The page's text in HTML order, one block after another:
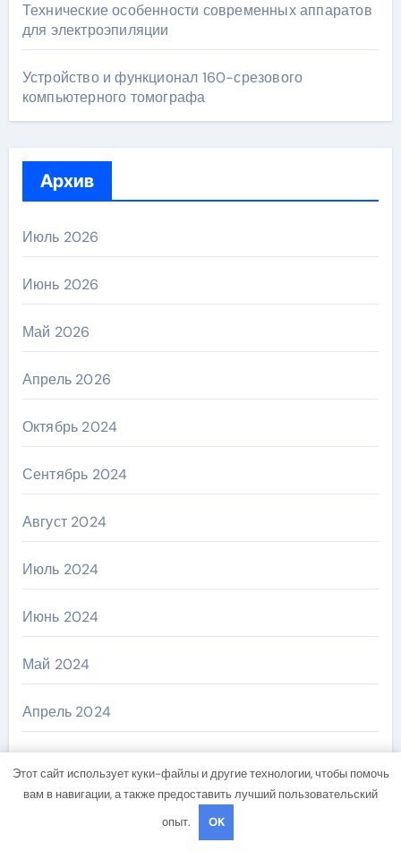
Технические особенности современных аппаратов
для электроэпиляции
Устройство и функционал 160-срезового
компьютерного томографа
Архив
Июль 2026
Июнь 2026
Май 2026
Апрель 2026
Октябрь 2024
Сентябрь 2024
Август 2024
Июль 2024
Июнь 2024
Май 2024
Апрель 2024
Февраль 2024
Этот сайт использует куки-файлы и другие технологии, чтобы помочь
вам в навигации, а также предоставить лучший пользовательский
опыт.
OK